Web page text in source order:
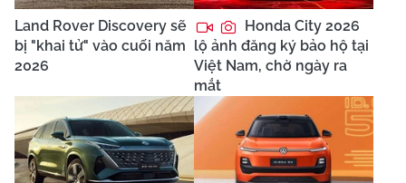
Land Rover Discovery sẽ
bị "khai tử" vào cuối năm
2026
Honda City 2026
lộ ảnh đăng ký bảo hộ tại
Việt Nam, chờ ngày ra
mắt